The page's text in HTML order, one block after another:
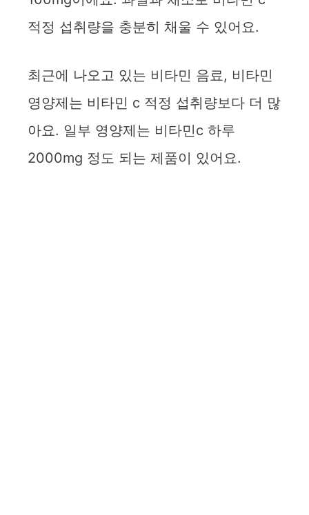
i
d
e
o
적정 섭취량을 충분히 채울 수 있어요.
최근에 나오고 있는 비타민 음료, 비타민
영양제는 비타민 c 적정 섭취량보다 더 많
아요. 일부 영양제는 비타민c 하루
2000mg 정도 되는 제품이 있어요.